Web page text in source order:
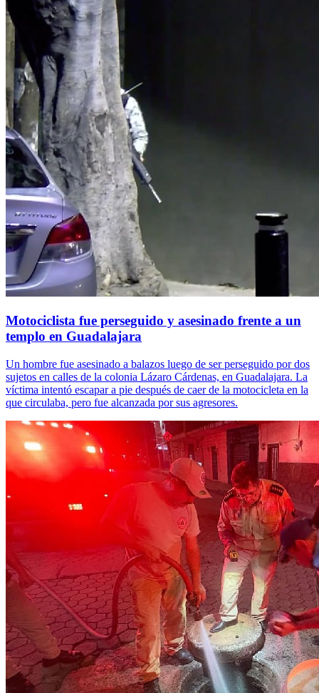
Motociclista fue perseguido y asesinado frente a un
templo en Guadalajara
Un hombre fue asesinado a balazos luego de ser perseguido por dos
sujetos en calles de la colonia Lázaro Cárdenas, en Guadalajara. La
víctima intentó escapar a pie después de caer de la motocicleta en la
que circulaba, pero fue alcanzada por sus agresores.